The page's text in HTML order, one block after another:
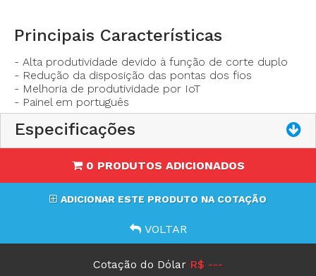
Principais Características
- Alta produtividade devido à função de corte duplo
- Redução da disposição das pontas dos fios
- Melhoria de produtividade por IoT
- Painel em português
Especificações
- Desenhos de caseados: 21 tipos
- Número de programas de costura armazenáveis: 50
- Número máximo de pontos por programa: 999
pontos
- Sistema de agulha: Schmetz 134 Nm90
- Método de armazenamento de dados: Cartão
(Nenhuma garantia de operação pode ser dada para
qualquer mídia.)
0 PRODUTOS ADICIONADOS
ADICIONAR ESTE PRODUTO NA COTAÇÃO
VOLTAR
Cotação do Dólar R$ ---